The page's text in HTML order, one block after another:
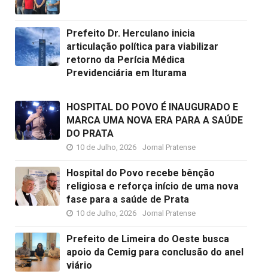
Prefeito Dr. Herculano inicia
articulação política para viabilizar
retorno da Perícia Médica
Previdenciária em Iturama
HOSPITAL DO POVO É INAUGURADO E
MARCA UMA NOVA ERA PARA A SAÚDE
DO PRATA
10 de Julho, 2026 Jornal Pratense
Hospital do Povo recebe bênção
religiosa e reforça início de uma nova
fase para a saúde de Prata
10 de Julho, 2026 Jornal Pratense
Prefeito de Limeira do Oeste busca
apoio da Cemig para conclusão do anel
viário